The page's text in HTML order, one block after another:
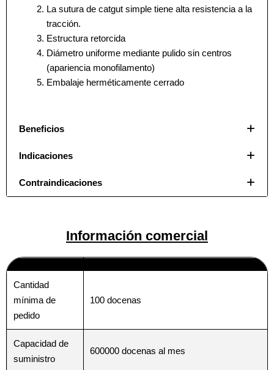
Nombre
Nombre
La sutura de catgut simple tiene alta resistencia a la
tracción.
Estructura retorcida
Diámetro uniforme mediante pulido sin centros
(apariencia monofilamento)
Embalaje herméticamente cerrado
Beneficios
Indicaciones
Contraindicaciones
Información comercial
Cantidad
mínima de
pedido
100 docenas
Capacidad de
suministro
600000 docenas al mes